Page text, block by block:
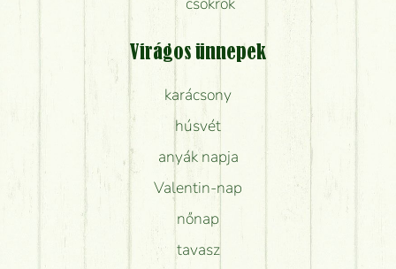
Virágos ünnepek
karácsony
húsvét
anyák napja
Valentin-nap
nőnap
tavasz